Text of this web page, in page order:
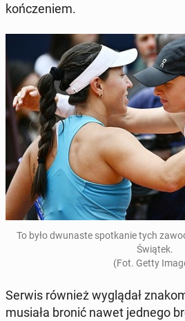
koń­cze­niem.
To było dwu­na­ste spo­tka­nie tych
Świątek.
(Fot. Getty
Serwis również wy­glą­dał
musiała bronić nawet jednego